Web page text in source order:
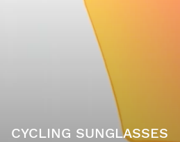
CYCLING SUNGLASSES